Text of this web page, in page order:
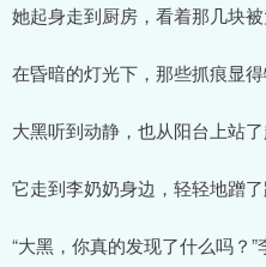
她起身走到厨房，看着那几块被
在昏暗的灯光下，那些抓痕显得
大黑听到动静，也从阳台上站了
它走到李奶奶身边，轻轻地蹭了
“大黑，你真的发现了什么吗？”